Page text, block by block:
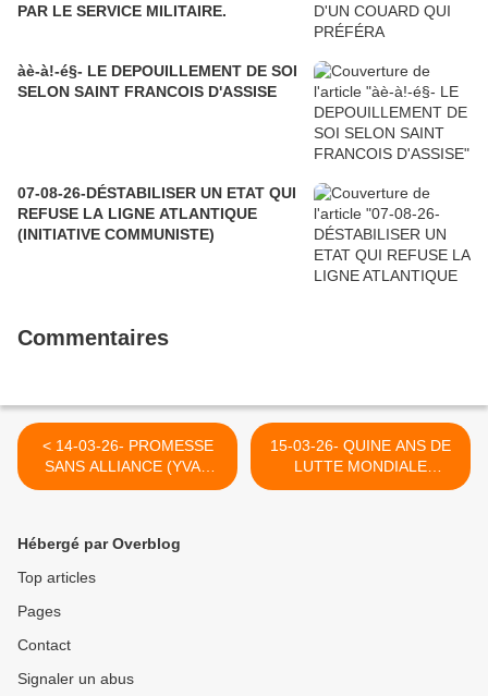
PAR LE SERVICE MILITAIRE.
àè-à!-é§- LE DEPOUILLEMENT DE SOI
SELON SAINT FRANCOIS D'ASSISE
07-08-26-DÉSTABILISER UN ETAT QUI
REFUSE LA LIGNE ATLANTIQUE
(INITIATIVE COMMUNISTE)
Commentaires
< 14-03-26- PROMESSE
SANS ALLIANCE (YVAN
BALCHOY)
15-03-26- QUINE ANS DE
LUTTE MONDIALE
CONTRE LE
Hébergé par Overblog
Top articles
Pages
Contact
Signaler un abus